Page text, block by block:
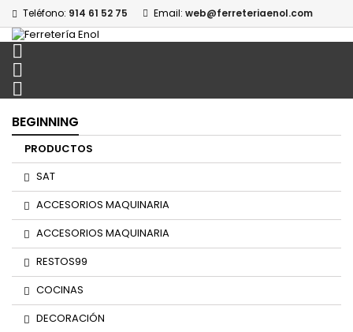
Teléfono: 914 61 52 75 Email: web@ferreteriaenol.com



BEGINNING
PRODUCTOS
SAT
ACCESORIOS MAQUINARIA
ACCESORIOS MAQUINARIA
RESTOS99
COCINAS
DECORACIÓN